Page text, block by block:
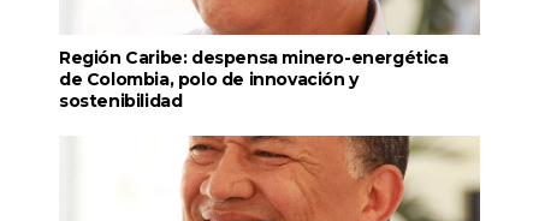
Región Caribe: despensa minero-energética
de Colombia, polo de innovación y
sostenibilidad